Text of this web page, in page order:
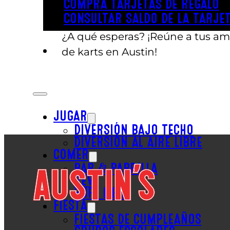
COMPRA TARJETAS DE REGALO
CONSULTAR SALDO DE LA
JUGAR
DIVERSIÓN BAJO TECHO
DIVERSIÓN AL AIRE LIBRE
COMER
BAR & PARRILLA
REVL
BUFÉ LIBRE
FIESTA
FIESTAS DE CUMPLEAÑOS
norte de Austin, de fácil acceso
¿A qué esperas? ¡Reúne a tus
de karts en Austin!